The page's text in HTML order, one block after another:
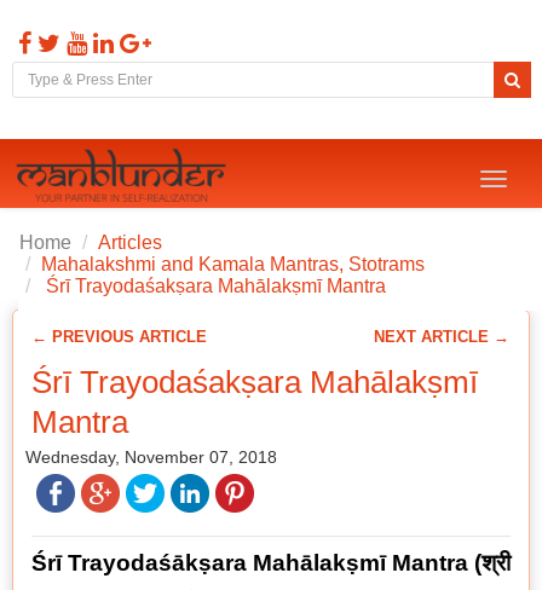
Toggle
Home
Articles
Mahalakshmi and Kamala Mantras, Stotrams
Śrī Trayodaśakṣara Mahālakṣmī Mantra
← PREVIOUS ARTICLE NEXT ARTICLE →
Śrī Trayodaśakṣara Mahālakṣmī
Mantra
Wednesday, November 07, 2018
Śrī Trayodaśākṣara Mahālakṣmī Mantra (श्री